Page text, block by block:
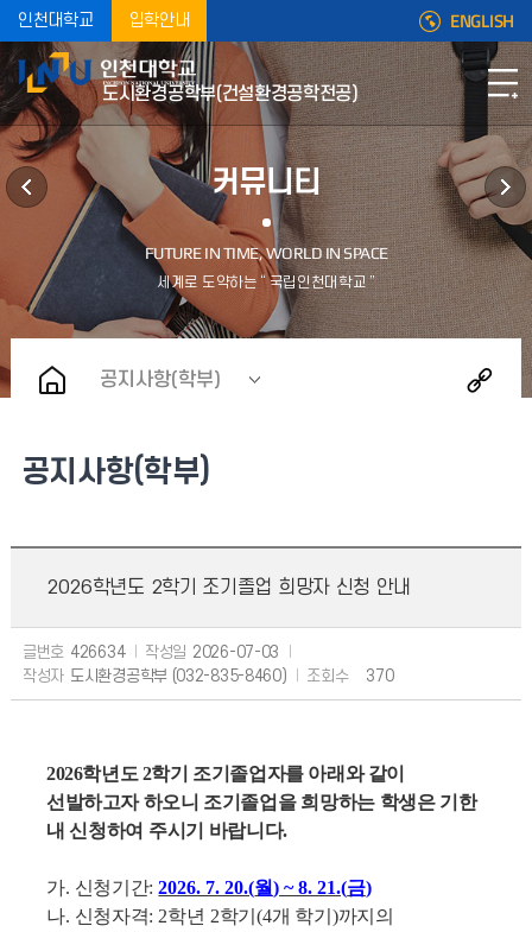
인천대학교 입학안내 ENGLISH
도시환경공학부(건설환경공학전공)
커뮤니티
공지사항(학부)
공지사항(학부)
2026학년도 2학기 조기졸업 희망자 신청 안내
글번호 426634 작성일 2026-07-03
작성자 도시환경공학부 (032-835-8460) 조회수 370
2026학년도 2학기 조기졸업자를 아래와 같이
선발하고자 하오니 조기졸업을 희망하는 학생은 기한
내 신청하여 주시기 바랍니다.
가. 신청기간:2026. 7. 20.(월) ~ 8. 21.(금)
나. 신청자격: 2학년 2학기 (4개 학기 )까지의